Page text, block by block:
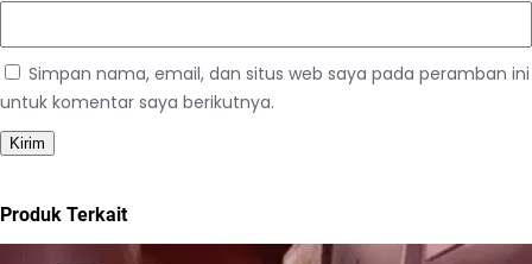
Simpan nama, email, dan situs web saya pada peramban ini
untuk komentar saya berikutnya.
Produk Terkait